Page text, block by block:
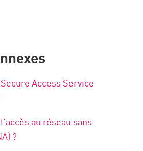
Access Service
au réseau sans
?